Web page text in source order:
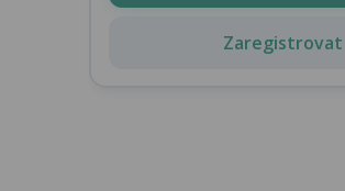
Zaregistrovat